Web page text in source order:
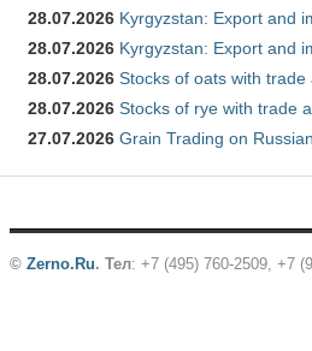
28.07.2026 Kyrgyzstan: Export and
28.07.2026 Kyrgyzstan: Export and
28.07.2026 Stocks of oats with
28.07.2026 Stocks of rye with trade
27.07.2026 Grain Trading on
© Zerno.Ru. Тел: +7 (495) 760-2509, +7